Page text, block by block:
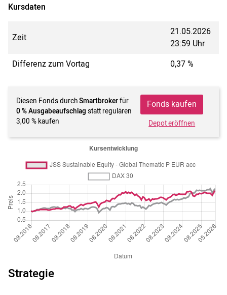
Kursdaten
Zeit
21.05.2026
23:59 Uhr
Differenz zum Vortag
0,37 %
Diesen Fonds durchSmartbrokerfür
0 % Ausgabeaufschlag statt regulären
3,00 % kaufen
Fonds kaufen
Depot eröffnen
Strategie